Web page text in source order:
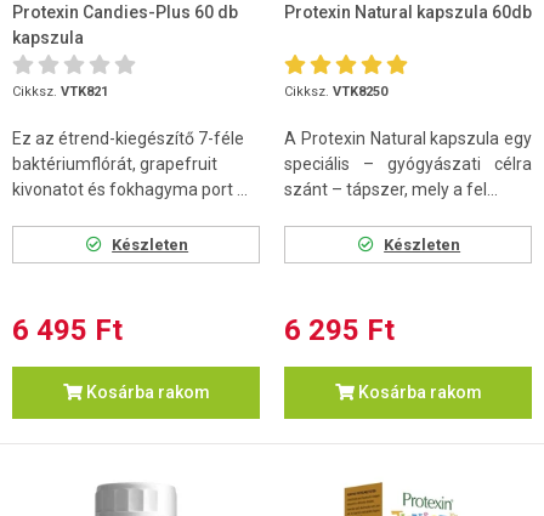
Protexin Candies-Plus 60 db
kapszula
Cikksz. VTK821
Ez az étrend-kiegészítő 7-féle
baktériumflórát, grapefruit
kivonatot és fokhagyma port ...
Készleten
6 495 Ft
Kosárba rakom
Protexin Natural kapszula 60db
Cikksz. VTK8250
A Protexin Natural kapszula egy
speciális – gyógyászati célra
szánt – tápszer, mely a fel...
Készleten
6 295 Ft
Kosárba rakom